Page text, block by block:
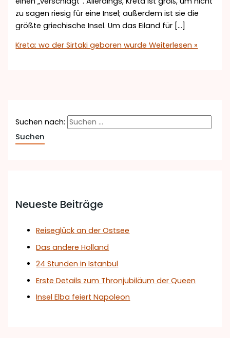
zu sagen riesig für eine Insel; außerdem ist sie die
größte griechische Insel. Um das Eiland für […]
Kreta: wo der Sirtaki geboren wurde Weiterlesen »
Suchen nach:
Neueste Beiträge
Reiseglück an der Ostsee
Das andere Holland
24 Stunden in Istanbul
Erste Details zum Thronjubiläum der Queen
Insel Elba feiert Napoleon